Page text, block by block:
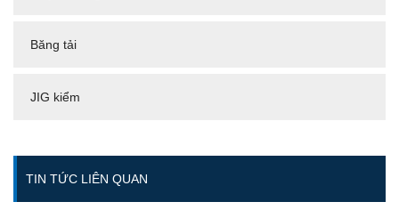
Băng tải
JIG kiểm
TIN TỨC LIÊN QUAN